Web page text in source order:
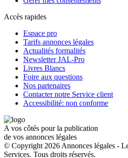
Accès rapides
Espace pro
Tarifs annonces légales
Actualités formalités
Newsletter JAL-Pro
Livres Blancs
Foire aux questions
Nos partenaires
Contacter notre Service client
Accessibilité: non conforme
A vos côtés pour la publication
de vos annonces légales
© Copyright 2026 Annonces légales -
Services. Tous droits réservés.